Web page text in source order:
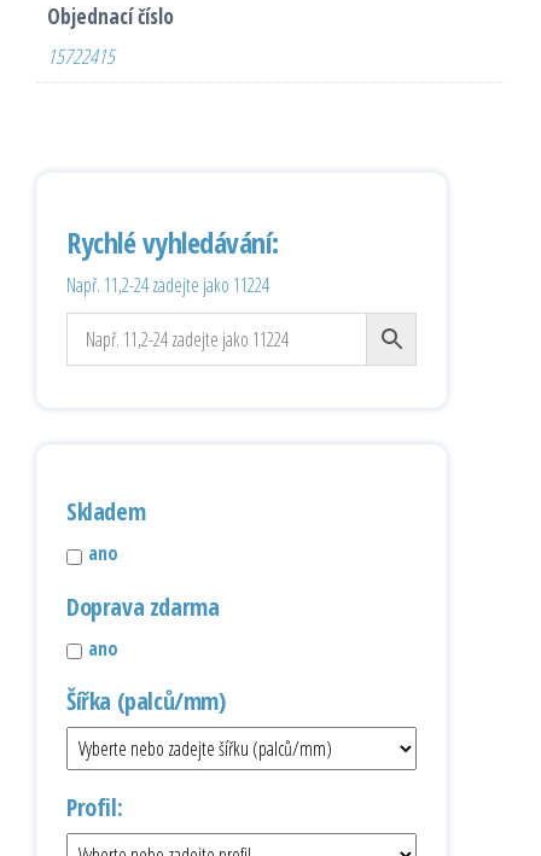
Objednací číslo
15722415
Rychlé vyhledávání:
Např. 11,2-24 zadejte jako 11224
Skladem
ano
Doprava zdarma
ano
Šířka (palců/mm)
Profil: